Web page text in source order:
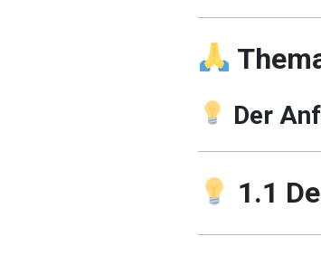
Der
1.1